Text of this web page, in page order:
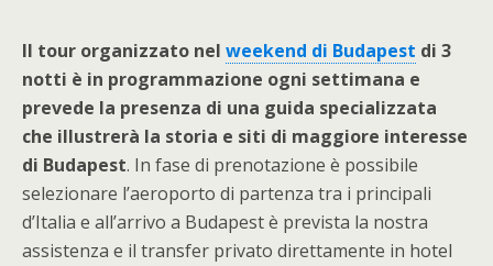
Il tour organizzato nel weekend di Budapest di 3
notti è in programmazione ogni settimana e
prevede la presenza di una guida specializzata
che illustrerà la storia e siti di maggiore interesse
di Budapest. In fase di prenotazione è possibile
selezionare l’aeroporto di partenza tra i principali
d’Italia e all’arrivo a Budapest è prevista la nostra
assistenza e il transfer privato direttamente in hotel